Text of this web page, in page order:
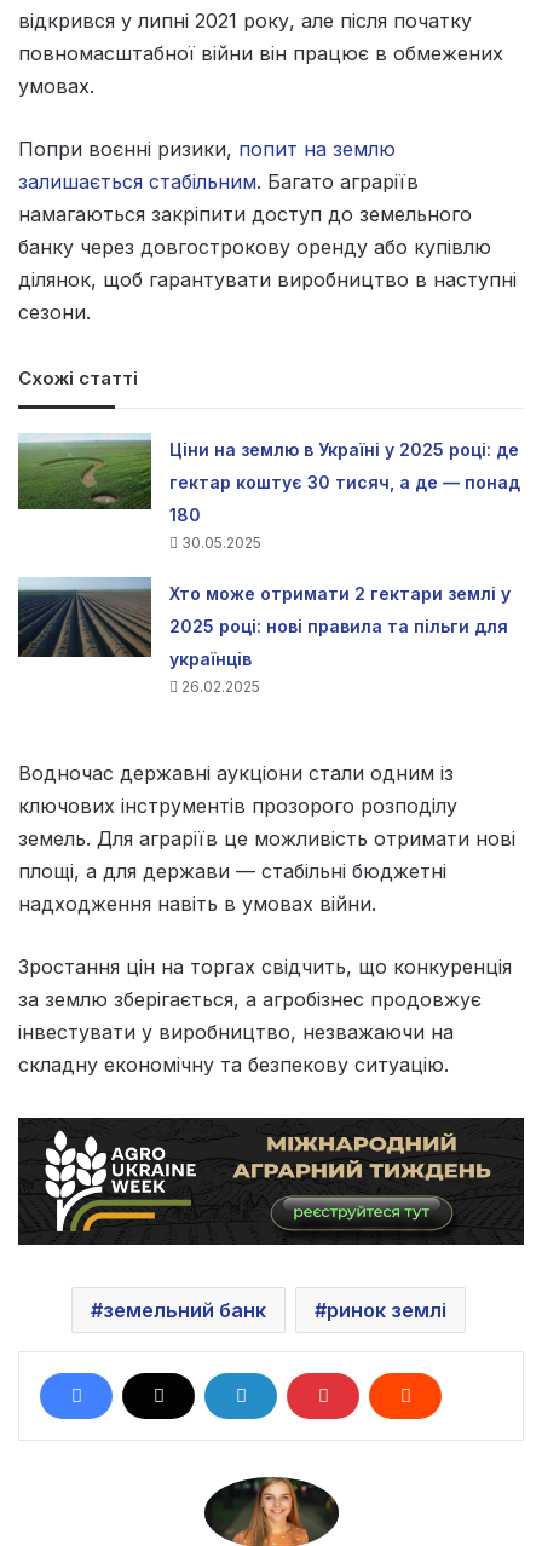
відкрився у липні 2021 року, але після початку
повномасштабної війни він працює в обмежених
умовах.
Попри воєнні ризики, попит на землю
залишається стабільним. Багато аграріїв
намагаються закріпити доступ до земельного
банку через довгострокову оренду або купівлю
ділянок, щоб гарантувати виробництво в наступні
сезони.
Схожі статті
Ціни на землю в Україні у 2025 році: де
гектар коштує 30 тисяч, а де — понад
180
30.05.2025
Хто може отримати 2 гектари землі у
2025 році: нові правила та пільги для
українців
26.02.2025
Водночас державні аукціони стали одним із
ключових інструментів прозорого розподілу
земель. Для аграріїв це можливість отримати нові
площі, а для держави — стабільні бюджетні
надходження навіть в умовах війни.
Зростання цін на торгах свідчить, що конкуренція
за землю зберігається, а агробізнес продовжує
інвестувати у виробництво, незважаючи на
складну економічну та безпекову ситуацію.
земельний банк ринок землі